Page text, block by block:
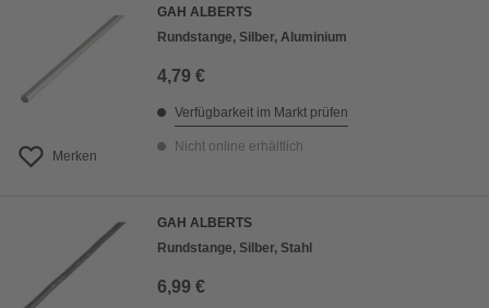
Merken
GAH ALBERTS
Rundstange, Silber, Aluminium
4,79 €
Verfügbarkeit im Markt prüfen
Nicht online erhältlich
GAH ALBERTS
Rundstange, Silber, Stahl
6,99 €